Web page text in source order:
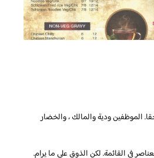
الموظفين ودية والمالك ، والخضار
في القائمة. لكن الذوق على ما يرام.